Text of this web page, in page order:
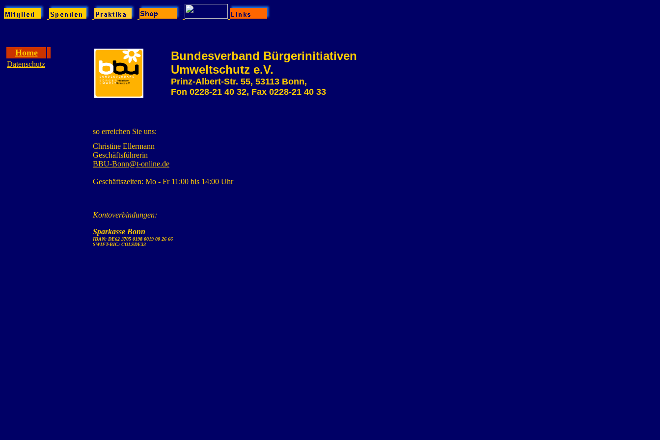
Home
Datenschutz
Bundesverband Bürgerinitiativen
Umweltschutz e.V.
Prinz-Albert-Str. 55, 53113 Bonn,
Fon 0228-21 40 32, Fax 0228-21 40 33
so erreichen Sie uns:
Christine Ellermann
Geschäftsführerin
BBU-Bonn@t-online.de
Geschäftszeiten: Mo - Fr 11:00 bis 14:00 Uhr
Kontoverbindungen:
Sparkasse Bonn
IBAN: DE62 3705 0198 0019 00 26 66
SWIFT-BIC: COLSDE33